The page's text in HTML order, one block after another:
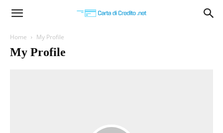
Carta
Home My Profile
My Profile